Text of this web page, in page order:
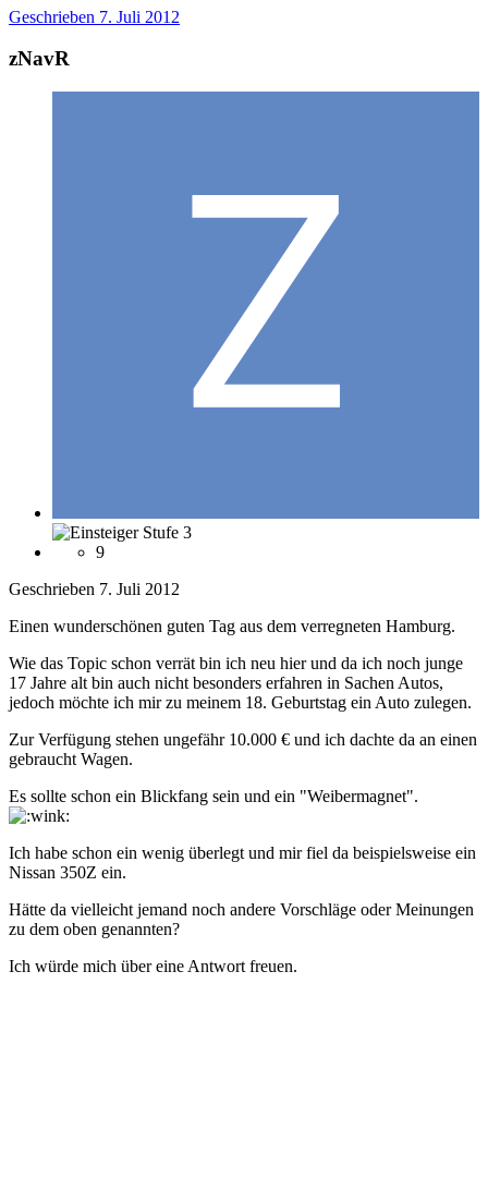
Geschrieben 7. Juli 2012
zNavR
9
Geschrieben 7. Juli 2012
Einen wunderschönen guten Tag aus dem verregneten Hamburg.
Wie das Topic schon verrät bin ich neu hier und da ich noch junge
17 Jahre alt bin auch nicht besonders erfahren in Sachen Autos,
jedoch möchte ich mir zu meinem 18. Geburtstag ein Auto zulegen.
Zur Verfügung stehen ungefähr 10.000 € und ich dachte da an einen
gebraucht Wagen.
Es sollte schon ein Blickfang sein und ein "Weibermagnet".
Ich habe schon ein wenig überlegt und mir fiel da beispielsweise ein
Nissan 350Z ein.
Hätte da vielleicht jemand noch andere Vorschläge oder Meinungen
zu dem oben genannten?
Ich würde mich über eine Antwort freuen.